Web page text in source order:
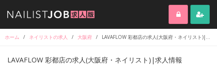
ホーム / ネイリストの求人 / 大阪府 / LAVAFLOW 彩都店の求人(大阪府・ネイリスト)|求人情報
LAVAFLOW 彩都店の求人(大阪府・ネイリスト)|求人情報